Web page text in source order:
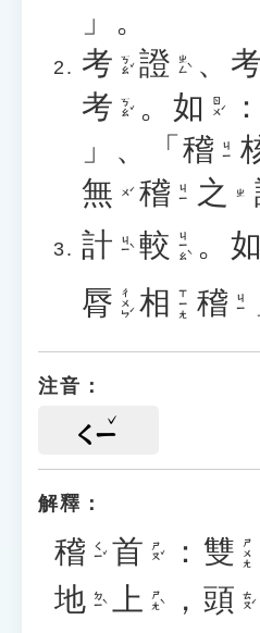
」。
考 ㄎㄠˇ 證 ㄓㄥˋ 、 考
考 ㄎㄠˇ 。 如 ㄖㄨˊ
」、「 稽 ㄐㄧ
無
ㄨˊ 稽 ㄐㄧ 之 ㄓ
計 ㄐㄧˋ 較 ㄐㄧㄠˋ 。 如
脣 ㄔㄨㄣˊ 相 ㄒㄧㄤ 稽 ㄐㄧ
注音：
ㄑㄧ
解釋：
稽 ㄑㄧˇ 首 ㄕㄡˇ ： 雙 ㄕㄨㄤ
地 ㄉㄧˋ 上 ㄕㄤˋ ， 頭 ㄊㄡˊ